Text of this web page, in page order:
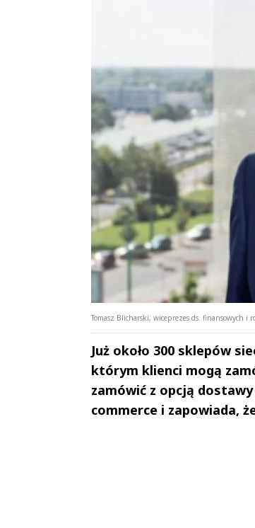
Tomasz Blicharski, wiceprezes ds. finansowych i
Już około 300 sklepów
którym klienci mogą
zamówić z opcją
commerce i zapowiada,
Andrzej i Marta